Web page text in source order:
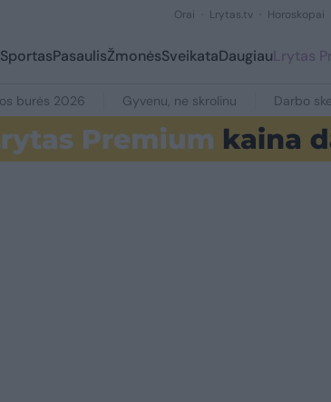
Orai Lrytas.tv Horoskopai
SportasPasaulisŽmonėsSveikataDaugiauLrytas
burės 2026 Gyvenu, ne skrolinu Darbo